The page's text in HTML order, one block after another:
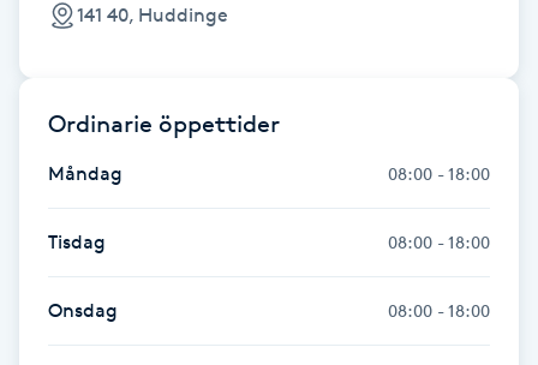
Föning
G
Gel naglar
Gelenaglar
Gellack
Gellack med förstärkning
141 40, Huddinge
Ordinarie öppettider
Måndag 08:00 - 18:00
Tisdag 08:00 - 18:00
Onsdag 08:00 - 18:00